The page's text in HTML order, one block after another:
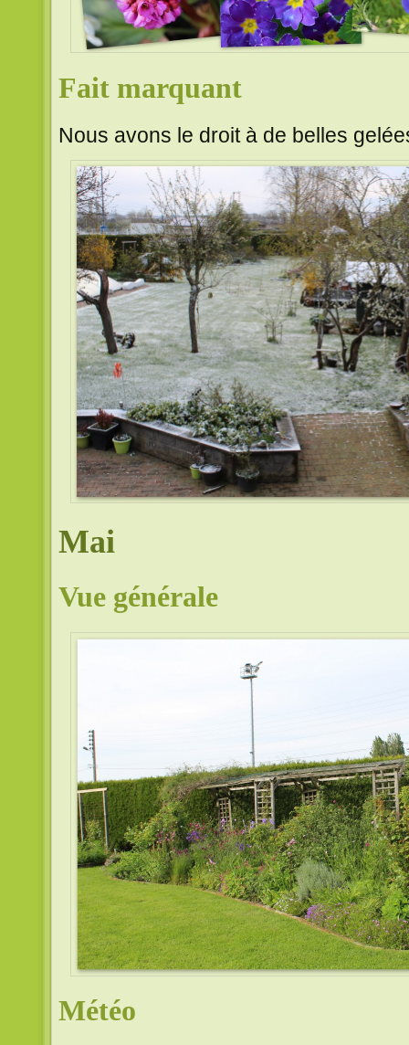
Fait marquant
Nous avons le droit à de belles
Mai
Vue générale
Météo